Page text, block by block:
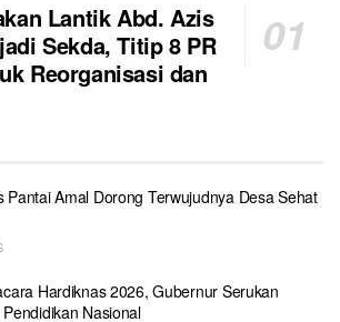
Lantik Abd. Azis
Sekda, Titip 8 PR
Reorganisasi dan
Pantai Amal Dorong Terwujudnya Desa Sehat
Hardiknas 2026, Gubernur Serukan
Nasional